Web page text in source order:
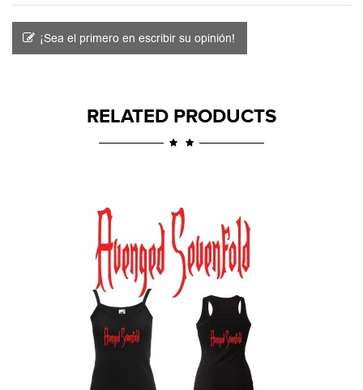
¡Sea el primero en escribir su opinión!
RELATED PRODUCTS